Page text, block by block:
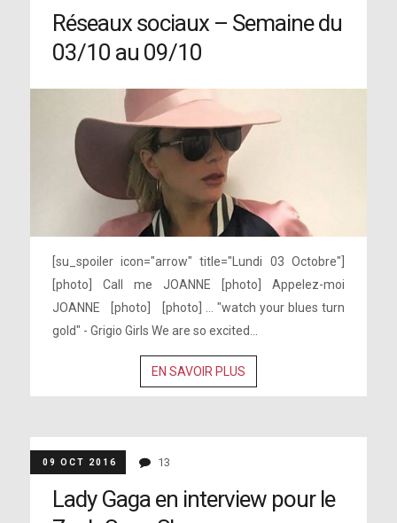
Réseaux sociaux – Semaine du
03/10 au 09/10
[su_spoiler icon="arrow" title="Lundi 03 Octobre"]
[photo] Call me JOANNE [photo] Appelez-moi
JOANNE [photo] [photo] ... "watch your blues turn
gold" - Grigio Girls We are so excited...
EN SAVOIR PLUS
09 OCT 2016 13
Lady Gaga en interview pour le